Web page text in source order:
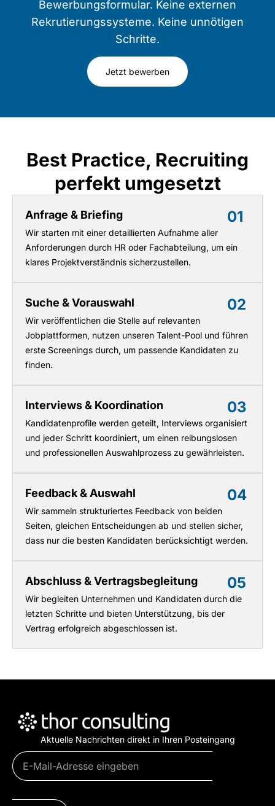
Bewerbungsformular. Keine externen
Rekrutierungssysteme. Keine unnötigen
Schritte.
Jetzt bewerben
Best Practice, Recruiting
perfekt umgesetzt
Anfrage & Briefing 01
Wir starten mit einer detaillierten Aufnahme aller
Anforderungen durch HR oder Fachabteilung, um ein
klares Projektverständnis sicherzustellen.
Suche & Vorauswahl 02
Wir veröffentlichen die Stelle auf relevanten
Jobplattformen, nutzen unseren Talent-Pool und führen
erste Screenings durch, um passende Kandidaten zu
finden.
Interviews & Koordination 03
Kandidatenprofile werden geteilt, Interviews organisiert
und jeder Schritt koordiniert, um einen reibungslosen
und professionellen Auswahlprozess zu gewährleisten.
Feedback & Auswahl 04
Wir sammeln strukturiertes Feedback von beiden
Seiten, gleichen Entscheidungen ab und stellen sicher,
dass nur die besten Kandidaten berücksichtigt werden.
Abschluss & Vertragsbegleitung 05
Wir begleiten Unternehmen und Kandidaten durch die
letzten Schritte und bieten Unterstützung, bis der
Vertrag erfolgreich abgeschlossen ist.
Aktuelle Nachrichten direkt in Ihren Posteingang